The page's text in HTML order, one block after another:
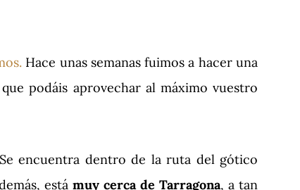
Hace unas semanas fuimos a hacer una
podáis aprovechar al máximo vuestro
encuentra dentro de la ruta del gótico
está muy cerca de Tarragona, a tan